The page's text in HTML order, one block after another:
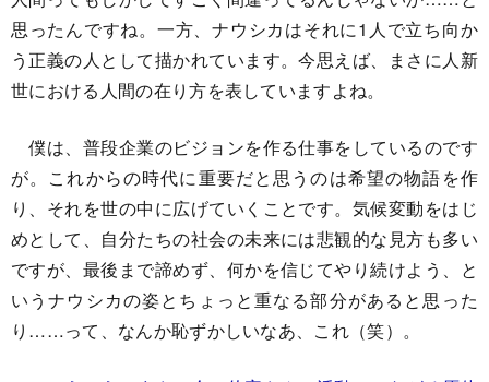
思ったんですね。一方、ナウシカはそれに1人で立ち向か
う正義の人として描かれています。今思えば、まさに人新
世における人間の在り方を表していますよね。
僕は、普段企業のビジョンを作る仕事をしているのです
が。これからの時代に重要だと思うのは希望の物語を作
り、それを世の中に広げていくことです。気候変動をはじ
めとして、自分たちの社会の未来には悲観的な見方も多い
ですが、最後まで諦めず、何かを信じてやり続けよう、と
いうナウシカの姿とちょっと重なる部分があると思った
り……って、なんか恥ずかしいなあ、これ（笑）。